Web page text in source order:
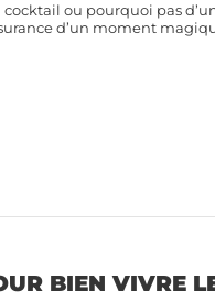
ou pourquoi pas
d’un moment
BIEN VIVRE